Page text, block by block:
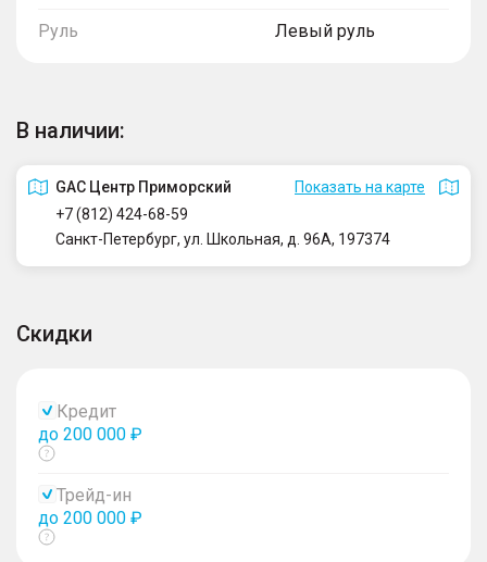
Руль Левый руль
В наличии:
GAC Центр Приморский
Показать на карте
+7 (812) 424-68-59
Санкт-Петербург, ул. Школьная, д. 96А, 197374
Скидки
Кредит
до 200 000 ₽
Показать
Трейд-ин
до 200 000 ₽
Показать